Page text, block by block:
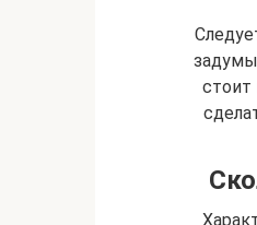
стоит